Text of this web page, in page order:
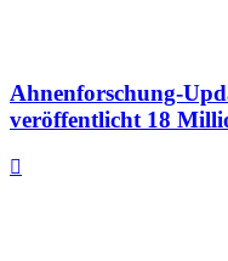
Ahnenforschung-
veröffentlicht 18